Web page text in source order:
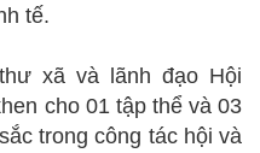
tế.
xã và lãnh đạo Hội
cho 01 tập thể và 03
trong công tác hội và